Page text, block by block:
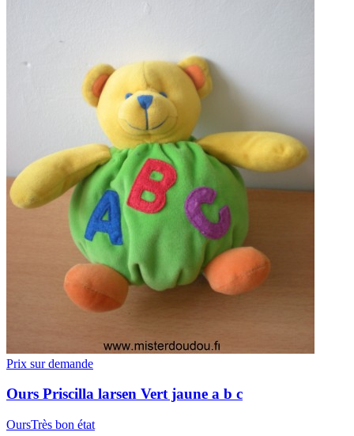
Prix sur demande
Ours Priscilla larsen Vert jaune a b c
OursTrès bon état